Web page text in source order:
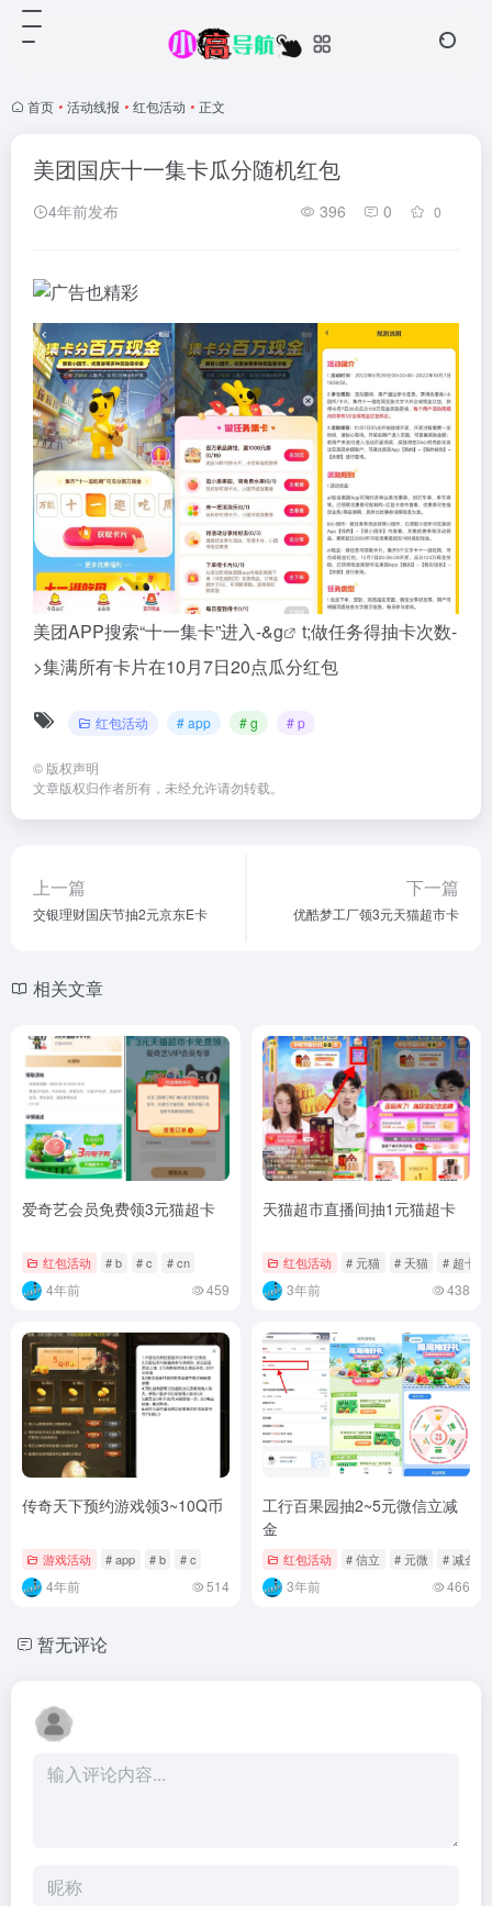
首页 • 活动线报 • 红包活动 • 正文
美团国庆十一集卡瓜分随机红包
4年前发布 396 0 0
美团APP搜索“十一集卡”进入-&g
t;做任务得抽卡次数-
>集满所有卡片在10月7日20点瓜分红包
红包活动 # app # g # p
© 版权声明
文章版权归作者所有，未经允许请勿转载。
上一篇
交银理财国庆节抽2元京东E卡
下一篇
优酷梦工厂领3元天猫超市卡
相关文章
爱奇艺会员免费领3元猫超卡
红包活动 # b # c # cn
4年前 459
天猫超市直播间抽1元猫超卡
红包活动 # 元猫 # 天猫 # 超卡
3年前 438
传奇天下预约游戏领3~10Q币
游戏活动 # app # b # c
4年前 514
工行百果园抽2~5元微信立减
金
红包活动 # 信立 # 元微 # 减金
3年前 466
暂无评论